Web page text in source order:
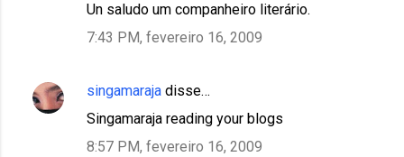
Un saludo um companheiro literário.
7:43 PM, fevereiro 16, 2009
singamaraja disse…
Singamaraja reading your blogs
8:57 PM, fevereiro 16, 2009